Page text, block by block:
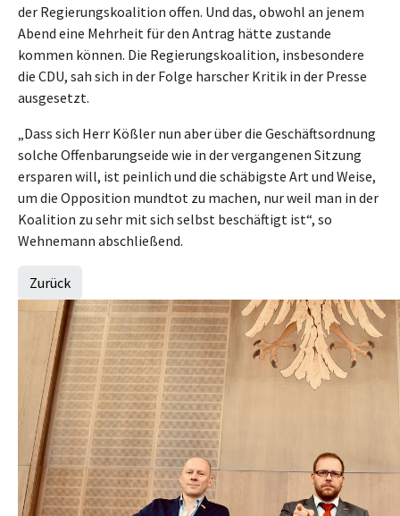
der Regierungskoalition offen. Und das, obwohl an jenem
Abend eine Mehrheit für den Antrag hätte zustande
kommen können. Die Regierungskoalition, insbesondere
die CDU, sah sich in der Folge harscher Kritik in der Presse
ausgesetzt.
„Dass sich Herr Kößler nun aber über die Geschäftsordnung
solche Offenbarungseide wie in der vergangenen Sitzung
ersparen will, ist peinlich und die schäbigste Art und Weise,
um die Opposition mundtot zu machen, nur weil man in der
Koalition zu sehr mit sich selbst beschäftigt ist“, so
Wehnemann abschließend.
Zurück